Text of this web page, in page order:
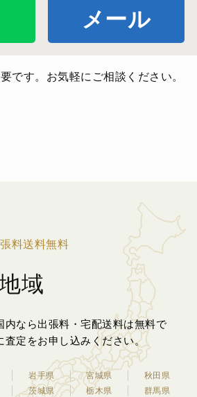
メール
です。お気軽にご相談ください。
料送料無料
域
内なら出張料・宅配送料は無料で
査定をお申し込みください。
岩手県 宮城県
秋田県
茨城県 栃木県
群馬県